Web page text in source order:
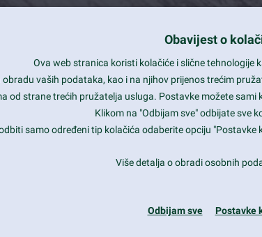
designs.
Ark?
Smart and beautiful design
Unlimited Eelements
Mobile ready
Obavijest o
Ova web stranica koristi kolačiće i slične
vaših podataka, kao i na njihov prijenos trećim
od strane trećih pružatelja usluga. Postavke možete
Klikom na "Odbijam sve" odbijate sve
samo određeni tip kolačića odaberite opciju
Više detalja o obradi osobnih
Odbijam sve Postavke